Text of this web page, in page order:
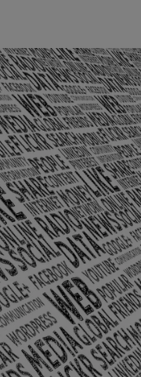
– Barra Mansa